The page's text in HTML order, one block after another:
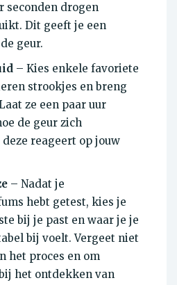
seconden drogen
Dit geeft je een
geur.
– Kies enkele favoriete
strookjes en breng
ze een paar uur
de geur zich
reageert op jouw
– Nadat je
hebt getest, kies je
bij je past en waar je je
bij voelt. Vergeet niet
het proces en om
het ontdekken van